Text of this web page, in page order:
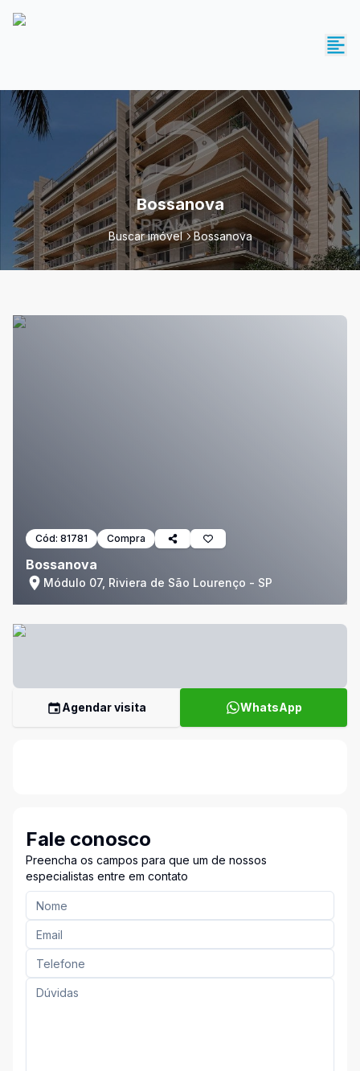
Bossanova
Buscar imóvel Bossanova
Cód: 81781 Compra
Bossanova
Módulo 07, Riviera de São Lourenço - SP
Agendar visita WhatsApp
Fale conosco
Preencha os campos para que um de nossos
especialistas entre em contato